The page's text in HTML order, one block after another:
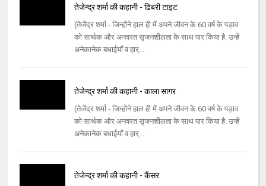
तेजेन्द्र शर्मा की कहानी - ढिबरी टाइट
(तेजेंद्र शर्मा - जिन्होंने हाल ही में अपने जीवन के 60 वर्ष के पड़ाव
को सार्थक और अनवरत सृजनशीलता के साथ पार किया है. उन्हें
अनेकानेक बधाईयाँ व हार्...
तेजेन्द्र शर्मा की कहानी - काला सागर
(तेजेंद्र शर्मा - जिन्होंने हाल ही में अपने जीवन के 60 वर्ष के पड़ाव
को सार्थक और अनवरत सृजनशीलता के साथ पार किया है. उन्हें
अनेकानेक बधाईयाँ व हार्...
तेजेन्द्र शर्मा की कहानी - कैंसर